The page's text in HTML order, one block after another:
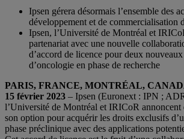
Ipsen gérera désormais l’ensemble des
développement et de commercialisation
Ipsen, l’Université de Montréal et
partenariat avec une nouvelle
d’accord de licence pour deux
d’oncologie en phase de recherche
PARIS, FRANCE, MONTRÉAL,
15 février 2023 – Ipsen (Euronext : IPN ;
l’Université de Montréal et IRICoR annoncent
son option pour acquérir les droits exclusifs
phase préclinique avec des applications